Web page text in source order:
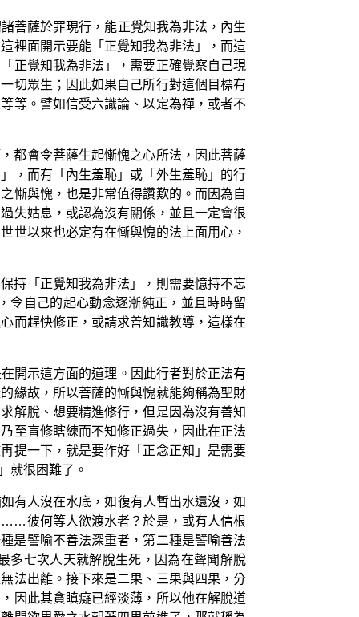
菩薩於罪現行，能正覺知我為非法，內生
裡面開示要能「正覺知我為非法」，而這
正覺知我為非法」，需要正確覺察自己現
切眾生；因此如果自己所行對這個目標有
等。譬如信受六識論、以定為禪，或者不
都會令菩薩生起慚愧之心所法，因此菩薩
，而有「內生羞恥」或「外生羞恥」的行
慚與愧，也是非常值得讚歎的。而因為自
失姑息，或認為沒有關係，並且一定會很
世以來也必定有在慚與愧的法上面用心，
持「正覺知我為非法」，則需要憶持不忘
令自己的起心動念逐漸純正，並且時時留
而趕快修正，或請求善知識教導，這樣在
開示這方面的道理。因此行者對於正法有
緣故，所以菩薩的慚與愧就能夠稱為聖財
解脫、想要精進修行，但是因為沒有善知
至盲修瞎練而不知修正過失，因此在正法
提一下，就是要作好「正念正知」是需要
就很困難了。
有人沒在水底，如復有人暫出水還沒，如
……彼何等人欲渡水者？於是，或有人信根
是譬喻不善法深重者，第二種是譬喻善法
多七次人天就解脫生死，因為在聲聞解脫
法出離。接下來是二果、三果與四果，分
因此其貪瞋癡已經淡薄，所以他在解脫道